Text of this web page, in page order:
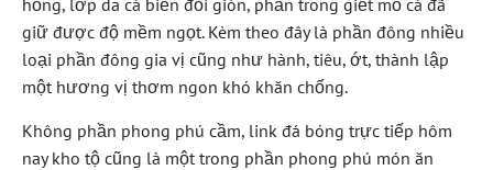
hồng, lớp da cá biến đổi giòn, phần trong giết mổ cá đã
giữ được độ mềm ngọt. Kèm theo đây là phần đông nhiều
loại phần đông gia vị cũng như hành, tiêu, ớt, thành lập
một hương vị thơm ngon khó khăn chống.
Không phần phong phú cầm, link đá bóng trực tiếp hôm
nay kho tộ cũng là một trong phần phong phú món ăn